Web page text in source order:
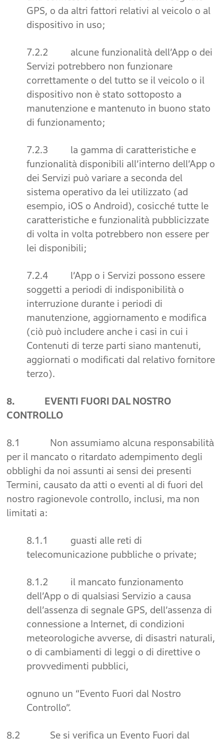
GPS, o da altri fattori relativi al veicolo o al
dispositivo in uso;
7.2.2 alcune funzionalità dell’App o dei
Servizi potrebbero non funzionare
correttamente o del tutto se il veicolo o il
dispositivo non è stato sottoposto a
manutenzione e mantenuto in buono stato
di funzionamento;
7.2.3 la gamma di caratteristiche e
funzionalità disponibili all’interno dell’App o
dei Servizi può variare a seconda del
sistema operativo da lei utilizzato (ad
esempio, iOS o Android), cosicché tutte le
caratteristiche e funzionalità pubblicizzate
di volta in volta potrebbero non essere per
lei disponibili;
7.2.4 l’App o i Servizi possono essere
soggetti a periodi di indisponibilità o
interruzione durante i periodi di
manutenzione, aggiornamento e modifica
(ciò può includere anche i casi in cui i
Contenuti di terze parti siano mantenuti,
aggiornati o modificati dal relativo fornitore
terzo).
8. EVENTI FUORI DAL NOSTRO
CONTROLLO
8.1 Non assumiamo alcuna responsabilità
per il mancato o ritardato adempimento degli
obblighi da noi assunti ai sensi dei presenti
Termini, causato da atti o eventi al di fuori del
nostro ragionevole controllo, inclusi, ma non
limitati a:
8.1.1 guasti alle reti di
telecomunicazione pubbliche o private;
8.1.2 il mancato funzionamento
dell’App o di qualsiasi Servizio a causa
dell’assenza di segnale GPS, dell’assenza di
connessione a Internet, di condizioni
meteorologiche avverse, di disastri naturali,
o di cambiamenti di leggi o di direttive o
provvedimenti pubblici,
ognuno un “Evento Fuori dal Nostro
Controllo”.
8.2 Se si verifica un Evento Fuori dal